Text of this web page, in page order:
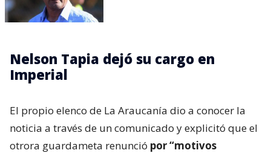
Nelson Tapia dejó su cargo en
Imperial
El propio elenco de La Araucanía dio a conocer la
noticia a través de un comunicado y explicitó que el
otrora guardameta renunció por “motivos